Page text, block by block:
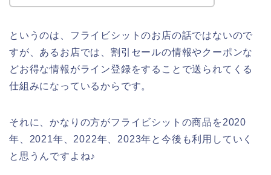
というのは、フライビシットのお店の話ではないので
すが、あるお店では、割引セールの情報やクーポンな
どお得な情報がライン登録をすることで送られてくる
仕組みになっているからです。
それに、かなりの方がフライビシットの商品を2020
年、2021年、2022年、2023年と今後も利用していく
と思うんですよね♪